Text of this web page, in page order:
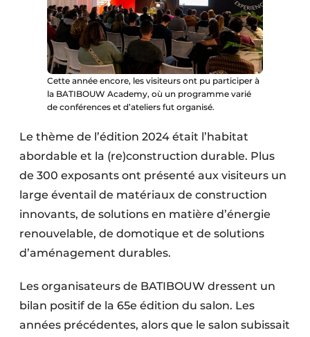
Cette année encore, les visiteurs ont pu participer à
la BATIBOUW Academy, où un programme varié
de conférences et d’ateliers fut organisé.
Le thème de l’édition 2024 était l’habitat
abordable et la (re)construction durable. Plus
de 300 exposants ont présenté aux visiteurs un
large éventail de matériaux de construction
innovants, de solutions en matière d’énergie
renouvelable, de domotique et de solutions
d’aménagement durables.
Les organisateurs de BATIBOUW dressent un
bilan positif de la 65e édition du salon. Les
années précédentes, alors que le salon subissait